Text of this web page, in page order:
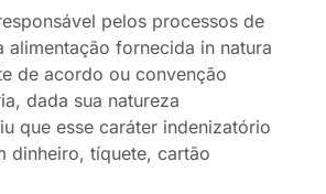
pelos processos de
fornecida in natura
de acordo ou convenção
dada sua natureza
que esse caráter indenizatório
dinheiro, tíquete, cartão